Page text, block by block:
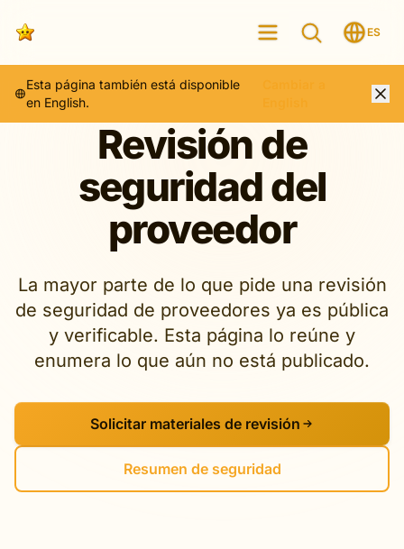
ES
Revisión de
seguridad del
proveedor
La mayor parte de lo que pide una revisión
de seguridad de proveedores ya es pública
y verificable. Esta página lo reúne y
enumera lo que aún no está publicado.
Solicitar materiales de revisión
Resumen de seguridad
Esta página también está disponible
en English.